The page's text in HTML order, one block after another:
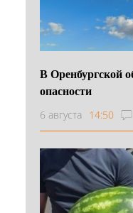
В Оренбургской
опасности
6 августа 14:50